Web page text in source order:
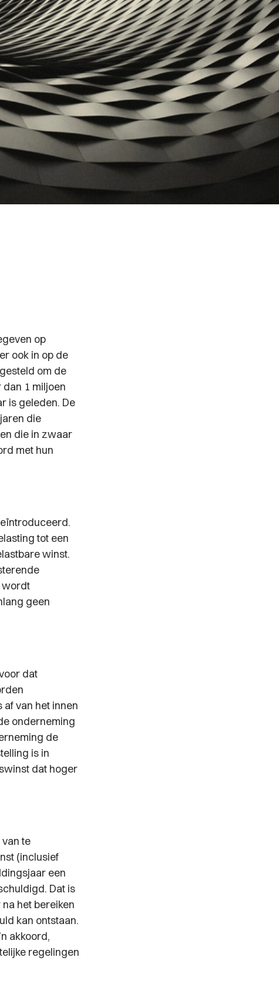
op
ook in op de
om de
1 miljoen
is geleden. De
die
die in zwaar
met hun
tot een
winst.
wordt
geen
dat
van het innen
onderneming
de
is in
dat hoger
te
(inclusief
een
Dat is
het bereiken
kan ontstaan.
akkoord,
regelingen